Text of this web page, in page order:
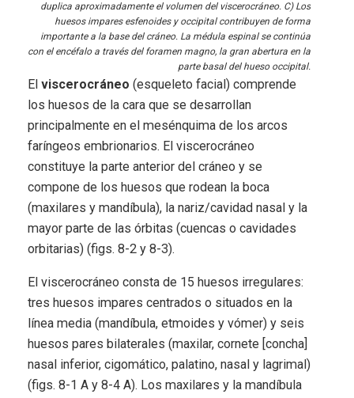
duplica aproximadamente el volumen del viscerocráneo. C) Los
huesos impares esfenoides y occipital contribuyen de forma
importante a la base del cráneo. La médula espinal se continúa
con el encéfalo a través del foramen magno, la gran abertura en la
parte basal del hueso occipital.
El viscerocráneo (esqueleto facial) comprende
los huesos de la cara que se desarrollan
principalmente en el mesénquima de los arcos
faríngeos embrionarios. El viscerocráneo
constituye la parte anterior del cráneo y se
compone de los huesos que rodean la boca
(maxilares y mandíbula), la nariz/cavidad nasal y la
mayor parte de las órbitas (cuencas o cavidades
orbitarias) (figs. 8-2 y 8-3).
El viscerocráneo consta de 15 huesos irregulares:
tres huesos impares centrados o situados en la
línea media (mandíbula, etmoides y vómer) y seis
huesos pares bilaterales (maxilar, cornete [concha]
nasal inferior, cigomático, palatino, nasal y lagrimal)
(figs. 8-1 A y 8-4 A). Los maxilares y la mandíbula